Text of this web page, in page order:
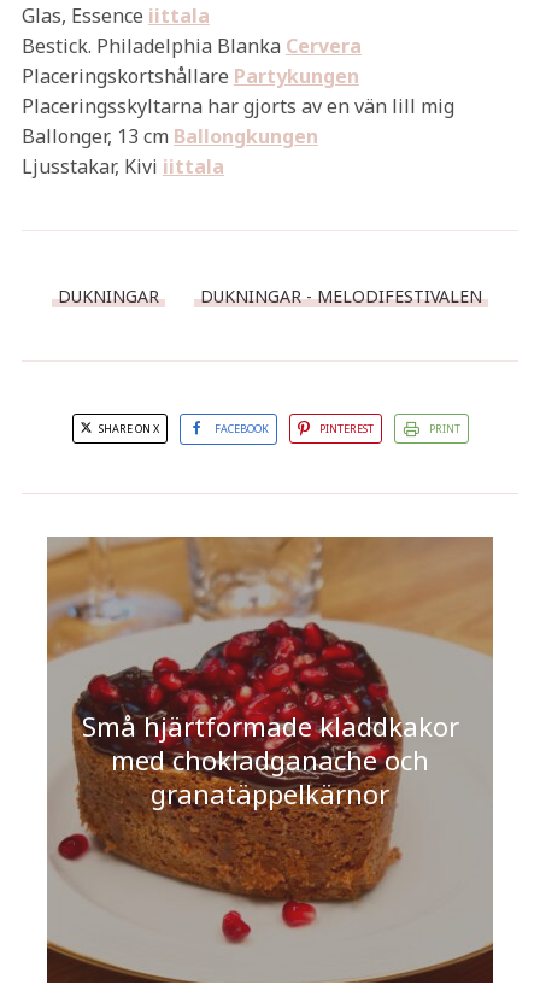
Glas, Essence iittala
Bestick. Philadelphia Blanka Cervera
Placeringskortshållare Partykungen
Placeringsskyltarna har gjorts av en vän lill mig
Ballonger, 13 cm Ballongkungen
Ljusstakar, Kivi iittala
DUKNINGAR DUKNINGAR - MELODIFESTIVALEN
SHARE ON X FACEBOOK PINTEREST PRINT
Små hjärtformade kladdkakor
med chokladganache och
granatäppelkärnor